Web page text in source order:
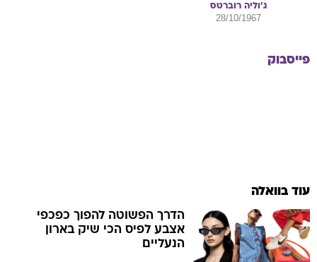
ג'וליה רוברטס
28/10/1967
פייסבוק
עוד בוואלה
הדרך הפשוטה להפוך כפכפי
אצבע לפיס הכי שיק בארון
הנעליים